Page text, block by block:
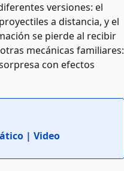
versiones: el
a distancia, y el
se pierde al recibir
mecánicas familiares:
con efectos
| Video